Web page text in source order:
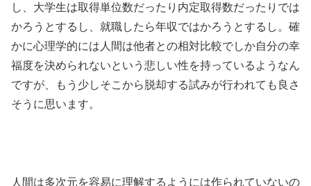
し、大学生は取得単位数だったり内定取得数だったりでは
かろうとするし、就職したら年収ではかろうとするし。確
かに心理学的には人間は他者との相対比較でしか自分の幸
福度を決められないという悲しい性を持っているようなん
ですが、もう少しそこから脱却する試みが行われても良さ
そうに思います。
人間は多次元を容易に理解するようには作られていないの